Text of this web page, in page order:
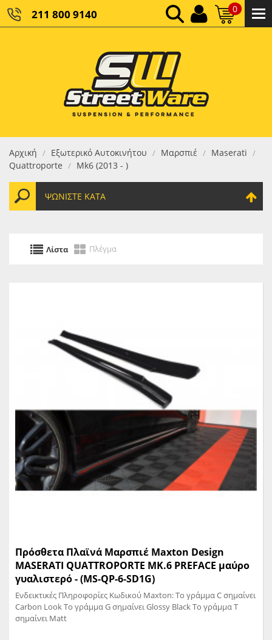
211 800 9140 0
ΚΑΘΑΡΌ ΣΎΝΟΛΟ:
ΤΕΛΙΚΌ ΣΎΝΟΛΟ:0,00 €
Αρχική / Εξωτερικό Αυτοκινήτου / Μαρσπιέ / Maserati /
Quattroporte / Mk6 (2013 - )
ΨΩΝΊΣΤΕ ΚΑΤΆ
Λίστα Πλέγμα
Πρόσθετα Πλαϊνά Μαρσπιέ Maxton Design
MASERATI QUATTROPORTE MK.6 PREFACE μαύρο
γυαλιστερό - (MS-QP-6-SD1G)
Ενδεικτικές Πληροφορίες Κωδικού Maxton: Το γράμμα C σημαίνει
Carbon Look Το γράμμα G σημαίνει Glossy Black Το γράμμα T
σημαίνει Matt